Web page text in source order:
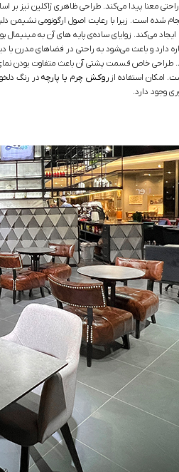
راحتی معنا پیدا می‌کند. طراحی ظاهری ژاکلین نیز بر
شده است. زیرا با رعایت اصول ارگونومی نشیمن
می‌کند. زوایای ساده‌ی پایه های آن به مینیمال
دارد و باعث می‌شود به راحتی در فضاهای مدرن با
طراحی خاص قسمت پشتی آن باعث متفاوت بودن
امکان استفاده از روکش چرم یا پارچهدر رنگ
وجود دارد.